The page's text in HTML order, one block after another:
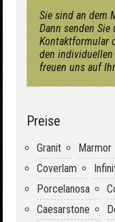
Sie sind an dem
Dann senden
Kontaktformular
den
freuen uns auf
Preise
Granit Marmor
Coverlam
Porcelanosa
Caesarstone